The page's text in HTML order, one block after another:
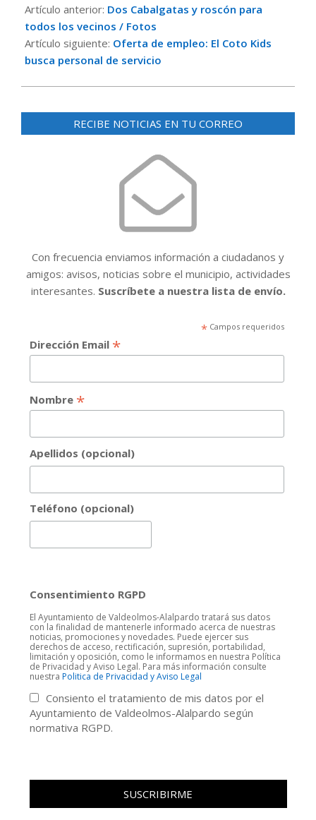
01-
13
Artículo anterior: Dos Cabalgatas y roscón para
todos los vecinos / Fotos
Artículo siguiente: Oferta de empleo: El Coto Kids
busca personal de servicio
RECIBE NOTICIAS EN TU CORREO
Con frecuencia enviamos información a ciudadanos y
amigos: avisos, noticias sobre el municipio, actividades
interesantes. Suscríbete a nuestra lista de envío.
*Campos requeridos
Dirección Email *
Nombre *
Apellidos (opcional)
Teléfono (opcional)
Consentimiento RGPD
El Ayuntamiento de Valdeolmos-Alalpardo tratará sus datos
con la finalidad de mantenerle informado acerca de nuestras
noticias, promociones y novedades. Puede ejercer sus
derechos de acceso, rectificación, supresión, portabilidad,
limitación y oposición, como le informamos en nuestra Política
de Privacidad y Aviso Legal. Para más información consulte
nuestra Politica de Privacidad y Aviso Legal
Consiento el tratamiento de mis datos por el
Ayuntamiento de Valdeolmos-Alalpardo según
normativa RGPD.